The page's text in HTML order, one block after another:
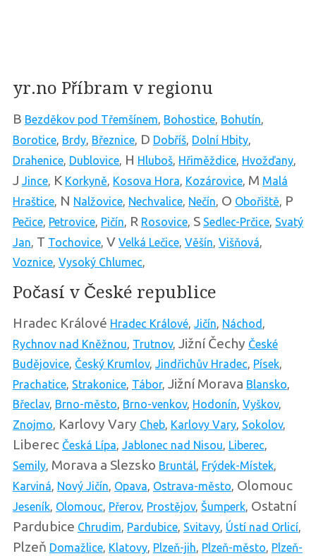
yr.no Příbram v regionu
B Bezděkov pod Třemšínem, Bohostice, Bohutín,
Borotice, Brdy, Březnice, D Dobříš, Dolní Hbity,
Drahenice, Dublovice, H Hluboš, Hřiměždice, Hvožďany,
J Jince, K Korkyně, Kosova Hora, Kozárovice, M Malá
Hraštice, N Nalžovice, Nechvalice, Nečín, O Obořiště, P
Pečice, Petrovice, Pičín, R Rosovice, S Sedlec-Prčice, Svatý
Jan, T Tochovice, V Velká Lečice, Věšín, Višňová,
Voznice, Vysoký Chlumec,
Počasí v České republice
Hradec Králové Hradec Králové, Jičín, Náchod ,
Rychnov nad Kněžnou, Trutnov, Jižní Čechy České
Budějovice, Český Krumlov, Jindřichův Hradec, Písek,
Prachatice, Strakonice, Tábor, Jižní Morava Blansko,
Břeclav, Brno-město, Brno-venkov, Hodonín, Vyškov,
Znojmo, Karlovy Vary Cheb, Karlovy Vary, Sokolov,
Liberec Česká Lípa, Jablonec nad Nisou, Liberec,
Semily, Morava a Slezsko Bruntál, Frýdek-Místek,
Karviná, Nový Jičín, Opava, Ostrava-město, Olomouc
Jeseník, Olomouc, Přerov, Prostějov, Šumperk, Ostatní
Pardubice Chrudim, Pardubice, Svitavy, Ústí nad Orlicí,
Plzeň Domažlice, Klatovy, Plzeň-jih, Plzeň-město, Plzeň-